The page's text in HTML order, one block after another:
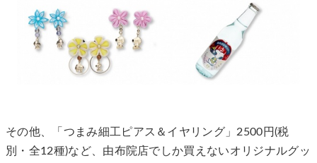
その他、「つまみ細工ピアス＆イヤリング」2500円(税
別・全12種)など、由布院店でしか買えないオリジナルグッ